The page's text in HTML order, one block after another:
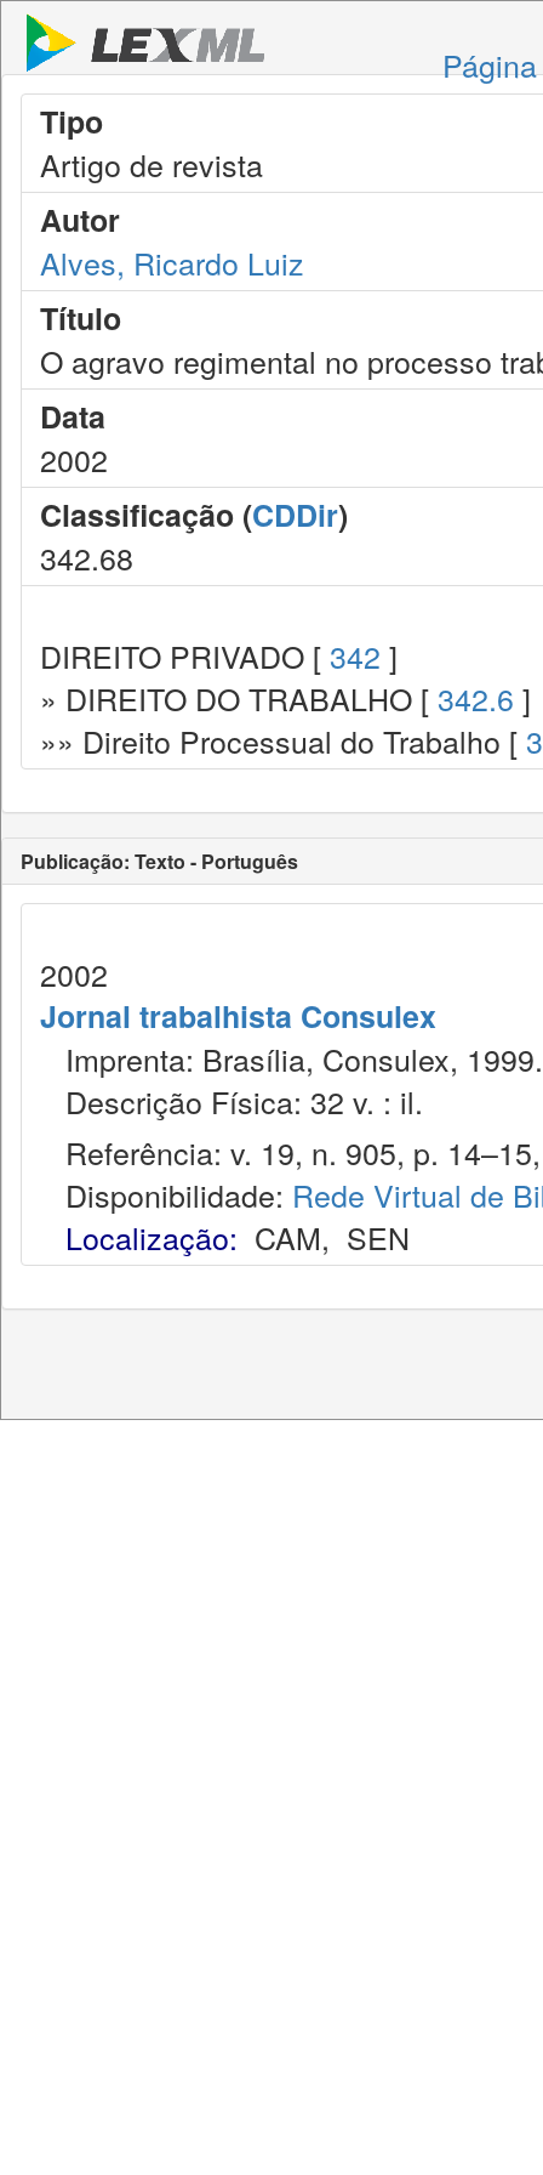
Tipo
Artigo de revista
Autor
Alves, Ricardo Luiz
Título
O agravo regimental no processo
Data
2002
Classificação (CDDir)
342.68
DIREITO PRIVADO [ 342 ]
» DIREITO DO TRABALHO [ 342.6 ]
»» Direito Processual do Trabalho [
Publicação: Texto - Português
2002
Jornal trabalhista Consulex
Imprenta: Brasília, Consulex, 1999.
Descrição Física: 32 v. : il.
Referência: v. 19, n. 905, p.
Disponibilidade: Rede Virtual de
Localização: CAM, SEN